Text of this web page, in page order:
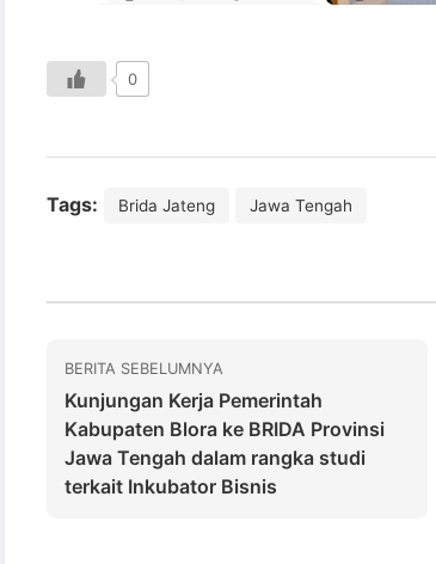
0
Tags: Brida Jateng Jawa Tengah
BERITA SEBELUMNYA
Kunjungan Kerja Pemerintah
Kabupaten Blora ke BRIDA Provinsi
Jawa Tengah dalam rangka studi
terkait Inkubator Bisnis